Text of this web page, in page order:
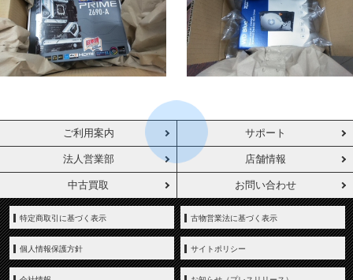
ご利用案内 サポート
法人営業部 店舗情報
中古買取 お問い合わせ
特定商取引に基づく表示 古物営業法に基づく表示
個人情報保護方針 サイトポリシー